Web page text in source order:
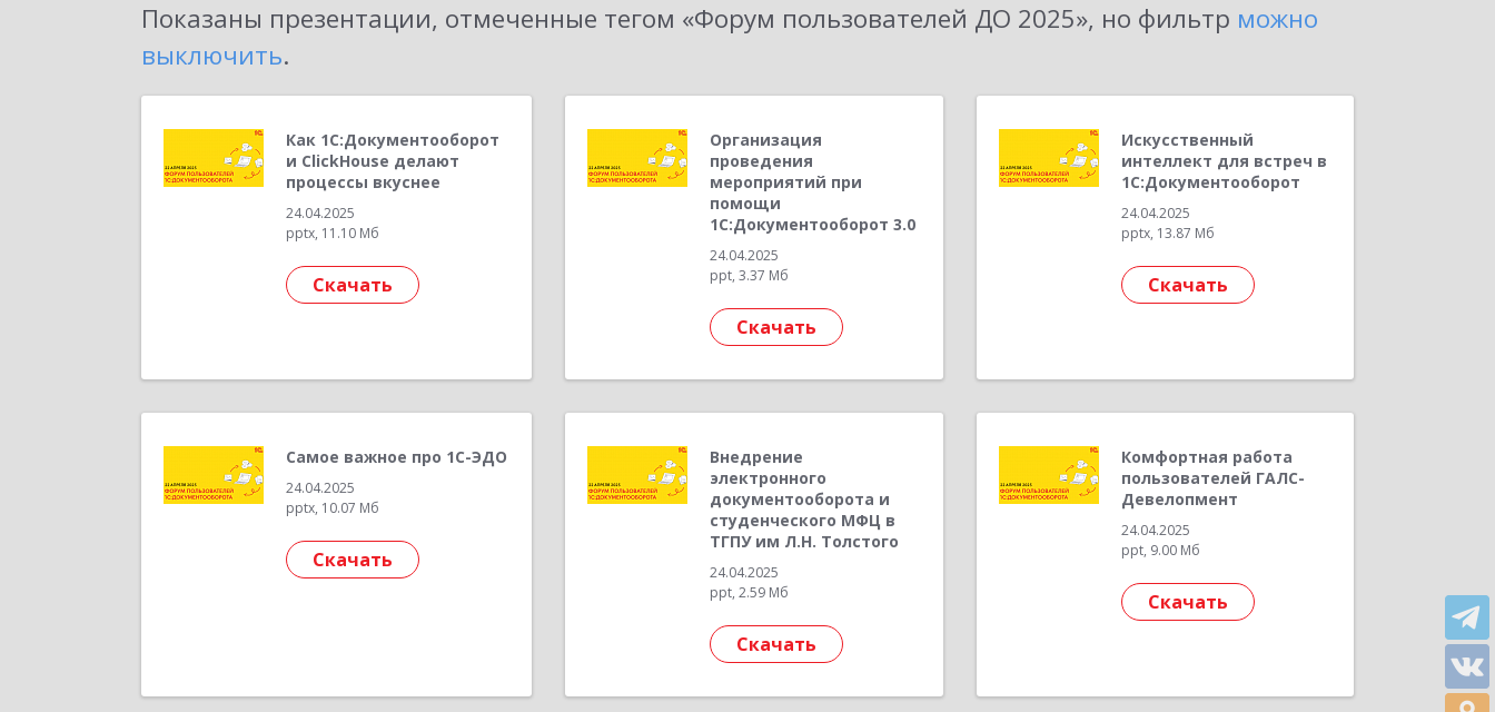
Показаны презентации, отмеченные тегом «Форум пользователей ДО 2025», но фильтр можно
выключить.
Как 1С:Документооборот
и ClickHouse делают
процессы вкуснее
24.04.2025
pptx, 11.10 Мб
Скачать
Организация
проведения
мероприятий при
помощи
1С:Документооборот 3.0
24.04.2025
ppt, 3.37 Мб
Скачать
Искусственный
интеллект для встреч в
1С:Документооборот
24.04.2025
pptx, 13.87 Мб
Скачать
Самое важное про 1С-ЭДО
24.04.2025
pptx, 10.07 Мб
Скачать
Внедрение
электронного
документооборота и
студенческого МФЦ в
ТГПУ им Л.Н. Толстого
24.04.2025
ppt, 2.59 Мб
Скачать
Комфортная работа
пользователей ГАЛС-
Девелопмент
24.04.2025
ppt, 9.00 Мб
Скачать